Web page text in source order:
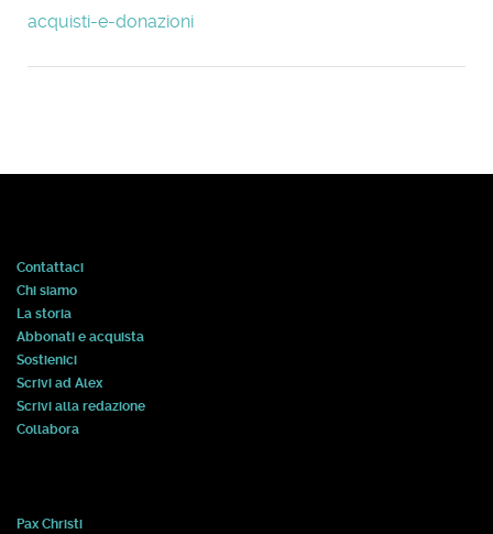
acquisti-e-donazioni
Contattaci
Chi siamo
La storia
Abbonati e acquista
Sostienici
Scrivi ad Alex
Scrivi alla redazione
Collabora
Pax Christi